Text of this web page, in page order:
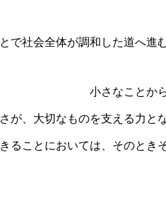
いものといえます。
社会全体が調和した道へ進
す。 小さなことから意
を支える力となります
、そのときそのとき